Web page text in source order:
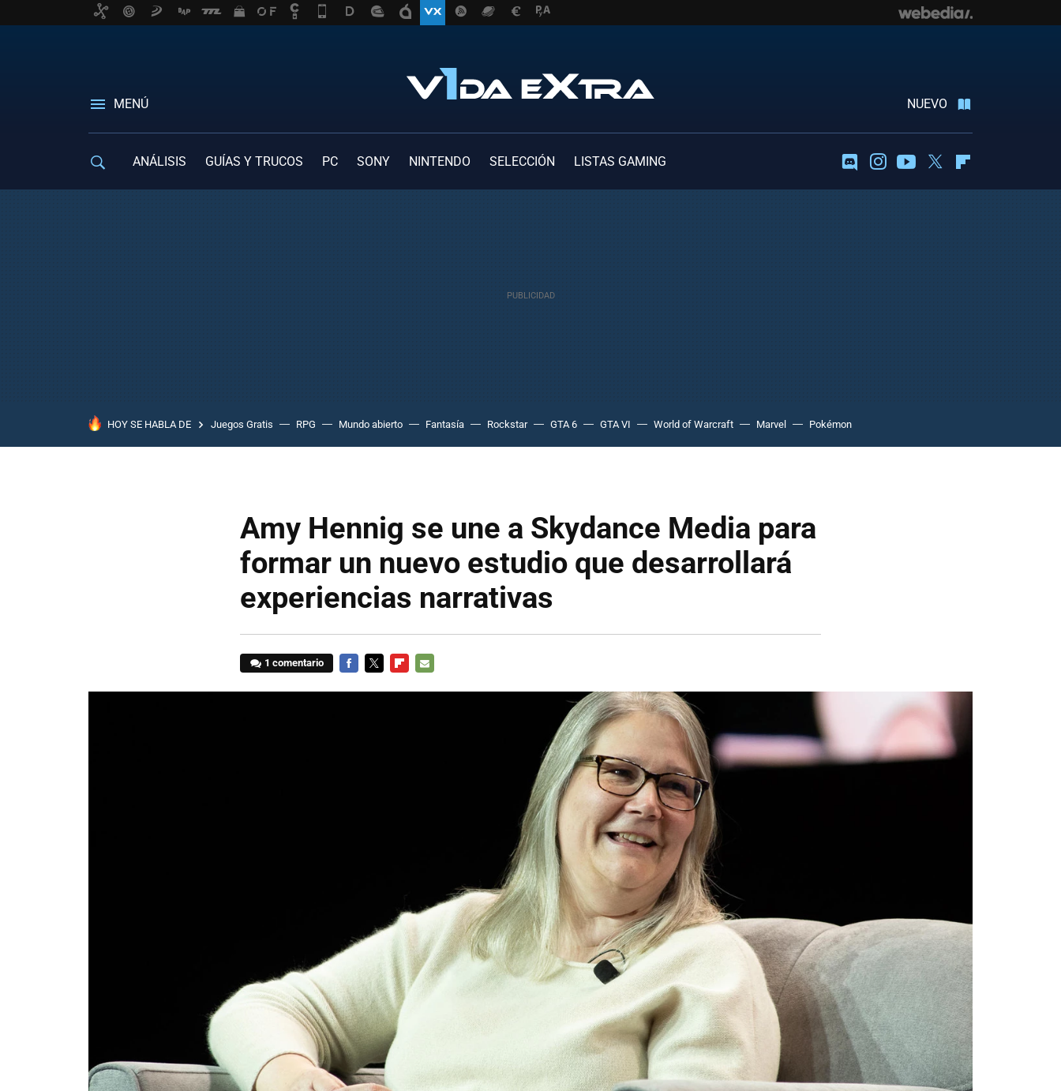
MENÚ NUEVO
ANÁLISIS GUÍAS Y TRUCOS PC SONY NINTENDO SELECCIÓN LISTAS GAMING DiscordInstagramYoutubeTwitter
HOY SE HABLA DE Juegos Gratis RPG Mundo abierto Fantasía Rockstar GTA 6 GTA VI World of Warcraft Marvel Pokémon
Amy Hennig se une a Skydance Media para
formar un nuevo estudio que desarrollará
experiencias narrativas
1 comentario